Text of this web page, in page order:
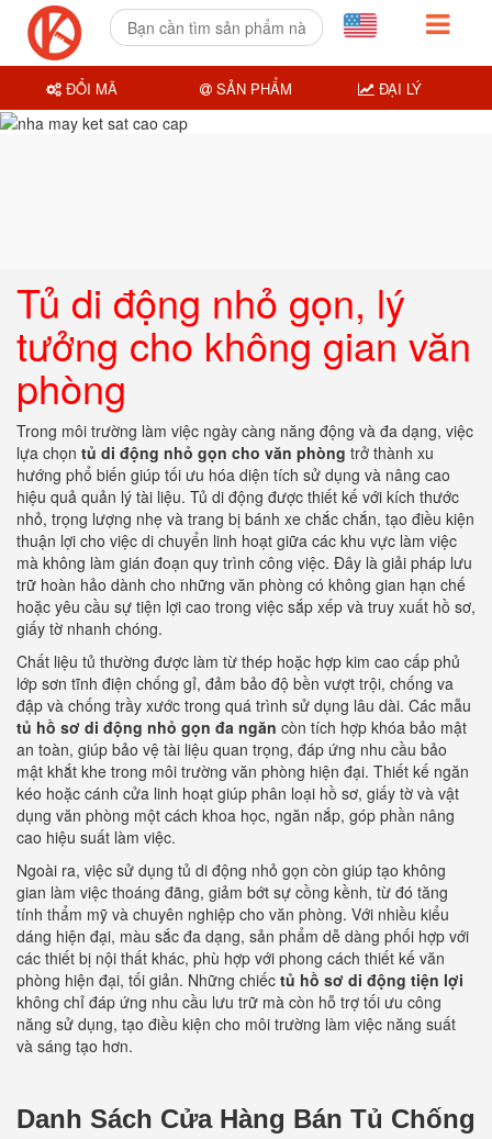
Tủ di động nhỏ gọn, lý
tưởng cho không gian văn
phòng
Trong môi trường làm việc ngày càng năng động và đa dạng, việc
lựa chọn tủ di động nhỏ gọn cho văn phòng trở thành xu
hướng phổ biến giúp tối ưu hóa diện tích sử dụng và nâng cao
hiệu quả quản lý tài liệu. Tủ di động được thiết kế với kích thước
nhỏ, trọng lượng nhẹ và trang bị bánh xe chắc chắn, tạo điều kiện
thuận lợi cho việc di chuyển linh hoạt giữa các khu vực làm việc
mà không làm gián đoạn quy trình công việc. Đây là giải pháp lưu
trữ hoàn hảo dành cho những văn phòng có không gian hạn chế
hoặc yêu cầu sự tiện lợi cao trong việc sắp xếp và truy xuất hồ sơ,
giấy tờ nhanh chóng.
Chất liệu tủ thường được làm từ thép hoặc hợp kim cao cấp phủ
lớp sơn tĩnh điện chống gỉ, đảm bảo độ bền vượt trội, chống va
đập và chống trầy xước trong quá trình sử dụng lâu dài. Các mẫu
tủ hồ sơ di động nhỏ gọn đa ngăn còn tích hợp khóa bảo mật
an toàn, giúp bảo vệ tài liệu quan trọng, đáp ứng nhu cầu bảo
mật khắt khe trong môi trường văn phòng hiện đại. Thiết kế ngăn
kéo hoặc cánh cửa linh hoạt giúp phân loại hồ sơ, giấy tờ và vật
dụng văn phòng một cách khoa học, ngăn nắp, góp phần nâng
cao hiệu suất làm việc.
Ngoài ra, việc sử dụng tủ di động nhỏ gọn còn giúp tạo không
gian làm việc thoáng đãng, giảm bớt sự cồng kềnh, từ đó tăng
tính thẩm mỹ và chuyên nghiệp cho văn phòng. Với nhiều kiểu
dáng hiện đại, màu sắc đa dạng, sản phẩm dễ dàng phối hợp với
các thiết bị nội thất khác, phù hợp với phong cách thiết kế văn
phòng hiện đại, tối giản. Những chiếc tủ hồ sơ di động tiện lợi
không chỉ đáp ứng nhu cầu lưu trữ mà còn hỗ trợ tối ưu công
năng sử dụng, tạo điều kiện cho môi trường làm việc năng suất
và sáng tạo hơn.
Danh Sách Cửa Hàng Bán Tủ Chống
ĐỔI MÃ SẢN PHẨM ĐẠI LÝ